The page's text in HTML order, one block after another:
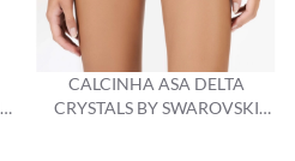
CALCINHA ASA DELTA
CRYSTALS BY SWAROVSKI